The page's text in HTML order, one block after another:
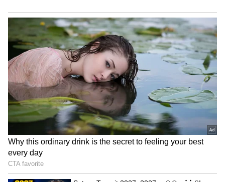
Related Articles
Indian Railways Child Ticket: 5 வயது வரை
ரயிலில் டிக்கெட் தேவையில்லையா?
பெற்றோருக்கே தெரியாத ரயில்வே விதி
Railways Fare Discount: ரயில் கட்டணத்தில்
75% வரை தள்ளுபடி.. இந்த
பயணிகளுக்கு மட்டும் சூப்பர் சலுகை!